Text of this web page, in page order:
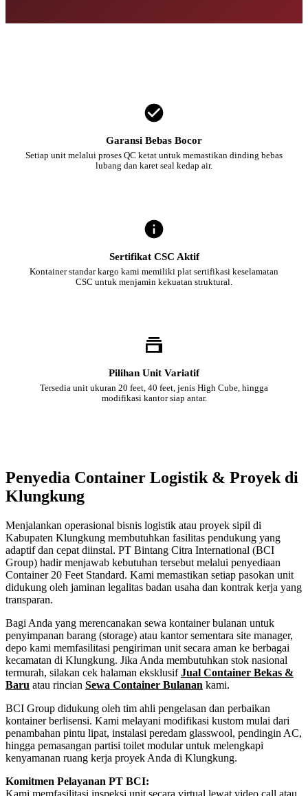
Garansi Bebas Bocor
Setiap unit melalui proses QC ketat untuk memastikan dinding bebas
lubang dan karet seal kedap air.
Sertifikat CSC Aktif
Kontainer standar kargo kami memiliki plat sertifikasi keselamatan
CSC untuk menjamin kekuatan struktural.
Pilihan Unit Variatif
Tersedia unit ukuran 20 feet, 40 feet, jenis High Cube, hingga
modifikasi kantor siap antar.
Penyedia Container Logistik & Proyek di
Klungkung
Menjalankan operasional bisnis logistik atau proyek sipil di
Kabupaten Klungkung membutuhkan fasilitas pendukung yang
adaptif dan cepat diinstal. PT Bintang Citra International (BCI
Group) hadir menjawab kebutuhan tersebut melalui penyediaan
Container 20 Feet Standard. Kami memastikan setiap pasokan unit
didukung oleh jaminan legalitas badan usaha dan kontrak kerja yang
transparan.
Bagi Anda yang merencanakan sewa kontainer bulanan untuk
penyimpanan barang (storage) atau kantor sementara site manager,
depo kami memfasilitasi pengiriman unit secara aman ke berbagai
kecamatan di Klungkung. Jika Anda membutuhkan stok nasional
termurah, silakan cek halaman eksklusifJual Container Bekas &
Baru atau rincian Sewa Container Bulanan kami.
BCI Group didukung oleh tim ahli pengelasan dan perbaikan
kontainer berlisensi. Kami melayani modifikasi kustom mulai dari
penambahan pintu lipat, instalasi peredam glasswool, pendingin AC,
hingga pemasangan partisi toilet modular untuk melengkapi
kenyamanan ruang kerja proyek Anda di Klungkung.
Komitmen Pelayanan PT BCI:
Kami memfasilitasi inspeksi unit secara virtual lewat video call atau